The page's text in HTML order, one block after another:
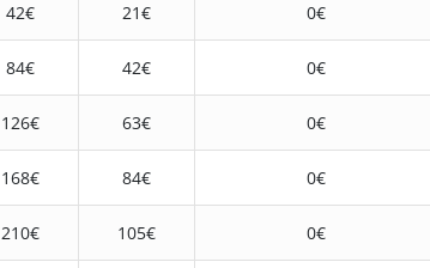
42€ 21€ 0€
84€ 42€ 0€
126€ 63€ 0€
168€ 84€ 0€
210€ 105€ 0€